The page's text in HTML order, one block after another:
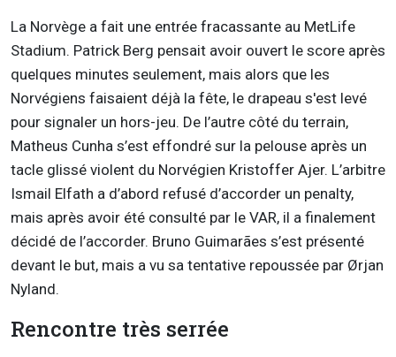
La Norvège a fait une entrée fracassante au MetLife
Stadium. Patrick Berg pensait avoir ouvert le score après
quelques minutes seulement, mais alors que les
Norvégiens faisaient déjà la fête, le drapeau s'est levé
pour signaler un hors-jeu. De l’autre côté du terrain,
Matheus Cunha s’est effondré sur la pelouse après un
tacle glissé violent du Norvégien Kristoffer Ajer. L’arbitre
Ismail Elfath a d’abord refusé d’accorder un penalty,
mais après avoir été consulté par le VAR, il a finalement
décidé de l’accorder. Bruno Guimarães s’est présenté
devant le but, mais a vu sa tentative repoussée par Ørjan
Nyland.
Rencontre très serrée